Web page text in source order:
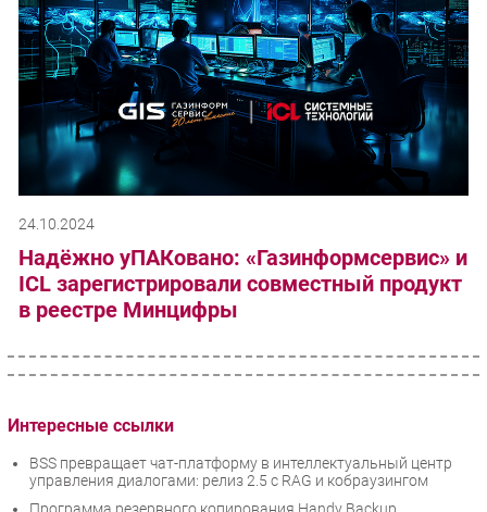
24.10.2024
Надёжно уПАКовано: «Газинформсервис» и
ICL зарегистрировали совместный продукт
в реестре Минцифры
Интересные ссылки
BSS превращает чат-платформу в интеллектуальный центр
управления диалогами: релиз 2.5 с RAG и кобраузингом
Программа резервного копирования Handy Backup